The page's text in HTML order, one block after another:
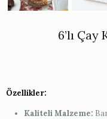
6’lı Çay
Özellikler:
Kaliteli Malzeme: